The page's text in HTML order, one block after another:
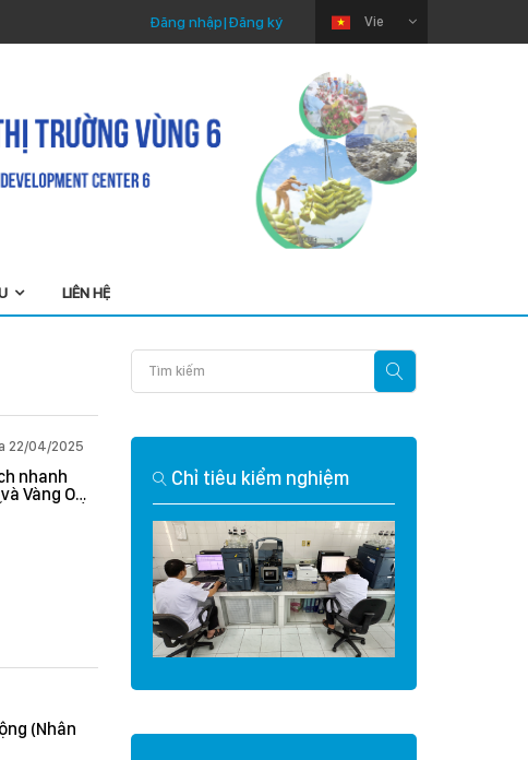
Vie
Đăng nhập|Đăng ký
LIÊN HỆ
Thứ Ba 22/07/2025
Quy định cần lưu ý
khi xuất khẩu thuỷ
sản vào thị trường
Úc và New Zealand
Thứ Ba 22/04/2025
trên mẫu Mít và Sầu
Riêng
(Nhân
Chỉ tiêu kiểm nghiệm